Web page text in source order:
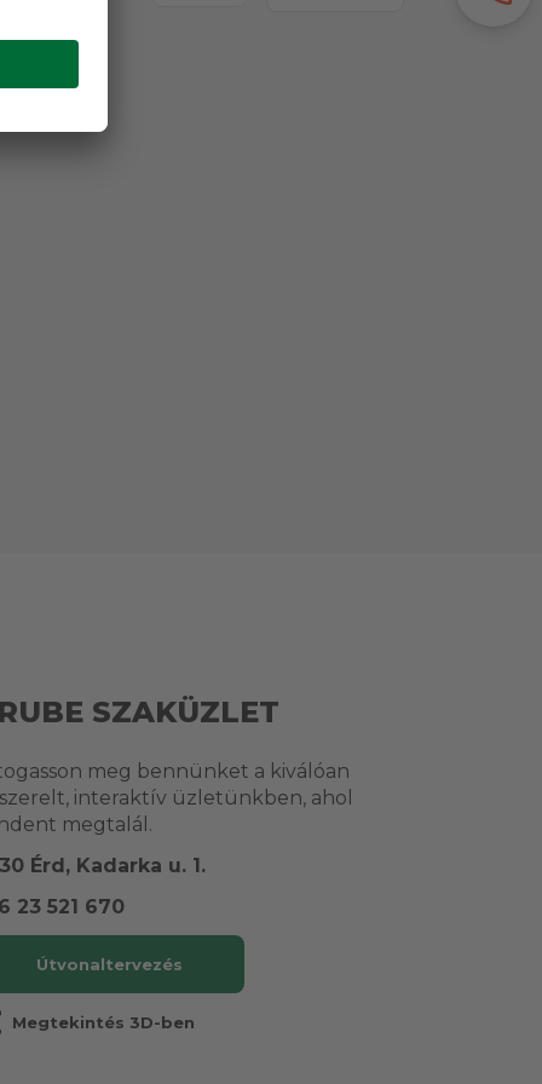
SZAKÜZLET
meg bennünket a kiválóan
interaktív üzletünkben, ahol
megtalál.
Érd, Kadarka u. 1.
23 521 670
Útvonaltervezés
Megtekintés 3D-ben